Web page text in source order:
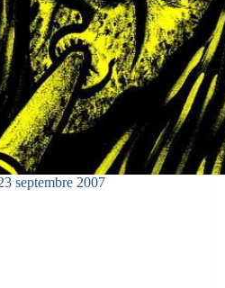
septembre 2007